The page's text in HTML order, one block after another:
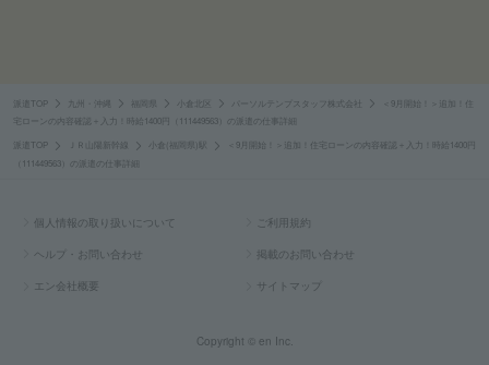
派遣TOP 九州・沖縄 福岡県 小倉北区 パーソルテンプスタッフ株式会社
＜9月開始！＞追加！住
宅ローンの内容確認＋入力！時給1400円（111449563）の派遣の仕事詳細
派遣TOP ＪＲ山陽新幹線 小倉(福岡県)駅
＜9月開始！＞追加！住宅ローンの内容確認＋入力！時給1400円
（111449563）の派遣の仕事詳細
個人情報の取り扱いについて ご利用規約
ヘルプ・お問い合わせ 掲載のお問い合わせ
エン会社概要 サイトマップ
Copyright © en Inc.